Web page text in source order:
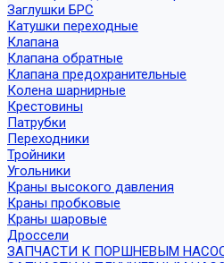
Заглушки БРС
Катушки переходные
Клапана
Клапана обратные
Клапана предохранительные
Колена шарнирные
Крестовины
Патрубки
Переходники
Тройники
Угольники
Краны высокого давления
Краны пробковые
Краны шаровые
Дроссели
ЗАПЧАСТИ К ПОРШНЕВЫМ